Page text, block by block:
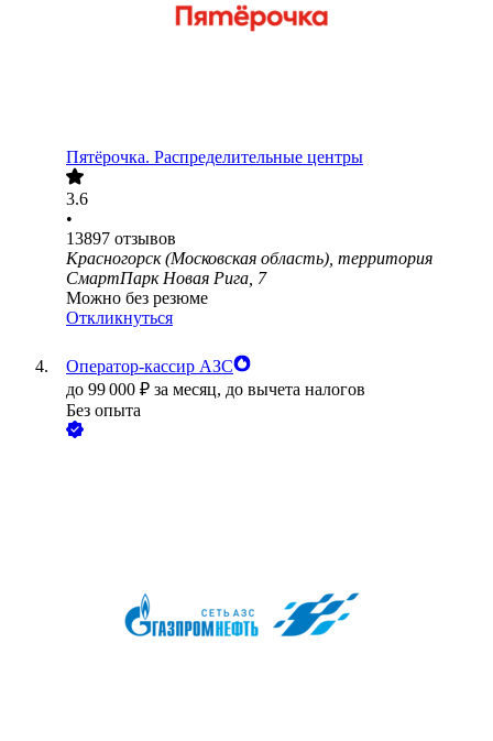
Пятёрочка. Распределительные центры
3.6
•
13897 отзывов
Красногорск (Московская область), территория
СмартПарк Новая Рига, 7
Можно без резюме
Откликнуться
Оператор-кассир АЗС
до 99 000 ₽ за месяц, до вычета налогов
Без опыта